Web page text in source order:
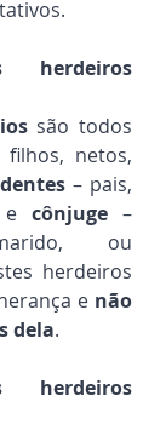
são todos
filhos, netos,
– pais,
e cônjuge –
ou
herdeiros
e não
dela.